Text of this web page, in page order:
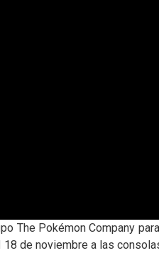
The Pokémon Company
de noviembre a las